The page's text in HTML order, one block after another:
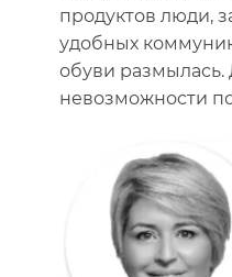
продуктов люди,
удобных
обуви размылась.
невозможности